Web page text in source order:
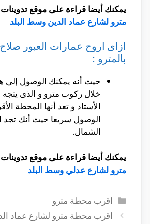
يمكنك أيضا قراءة على موقع
مترو لشارع عماد الدين وسط البلد
ازاى اروح عمارات العبور
بالمترو :
حيث أنه يمكنك الوصول إلى
خلال ركوب مترو و الذى
الأستاد و تعد أنها المحطة
الوصول سريعا حيث أنك تجد
الشمال.
يمكنك أيضا قراءة على موقع
مترو لشارع عدلي وسط البلد
التصنيفات
اقرب محطة مترو
اقرب محطة مترو لشارع عماد